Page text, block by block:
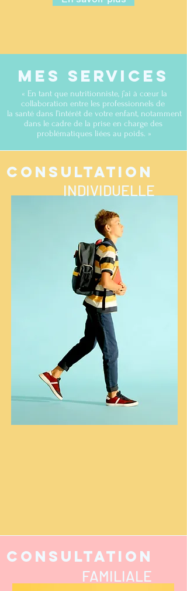
MES SERVICES
« En tant que nutritionniste, j’ai à cœur la
collaboration entre les professionnels de
la santé dans l’intérêt de votre enfant, notamment
dans le cadre de la prise en charge des
problématiques liées au poids. »
CONSULTATION
INDIVIDUELLE
CONSULTATION
FAMILIALE